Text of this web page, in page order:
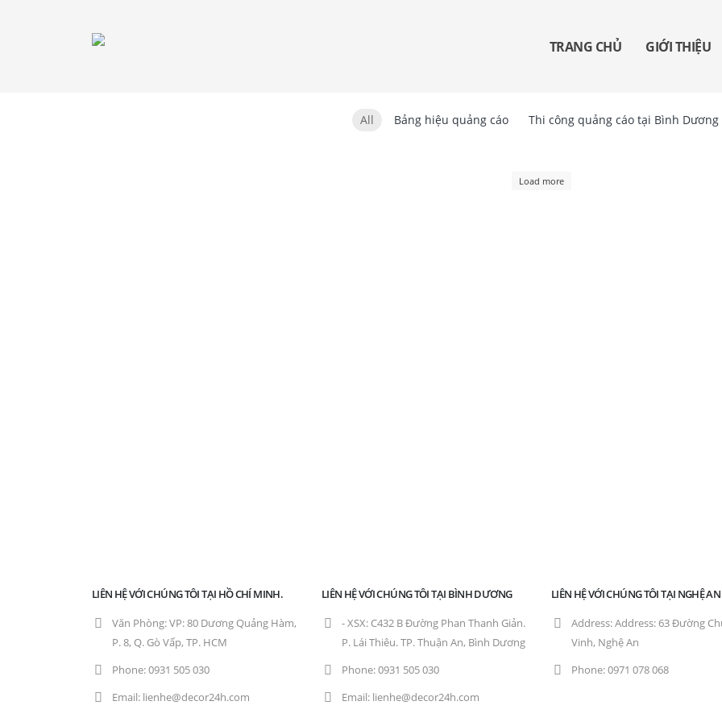
TRANG CHỦ GIỚI THIỆU
All Bảng hiệu quảng cáo Thi công quảng cáo tại Bình Dương
Load more
LIÊN HỆ VỚI CHÚNG TÔI TẠI HỒ CHÍ MINH.
Văn Phòng:VP: 80 Dương Quảng Hàm,
P. 8, Q. Gò Vấp, TP. HCM
Phone:0931 505 030
Email: lienhe@decor24h.com
LIÊN HỆ VỚI CHÚNG TÔI TẠI BÌNH DƯƠNG
- XSX: C432 B Đường Phan Thanh Giản.
P. Lái Thiêu. TP. Thuận An, Bình Dương
Phone:0931 505 030
Email: lienhe@decor24h.com
LIÊN HỆ VỚI CHÚNG TÔI TẠI NGHỆ AN
Address:Address: 63 Đường
Vinh, Nghệ An
Phone:0971 078 068